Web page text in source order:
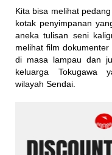
Kita bisa melihat
kotak penyimpanan
aneka tulisan seni
melihat film
di masa lampau dan
keluarga Tokugawa
wilayah Sendai.